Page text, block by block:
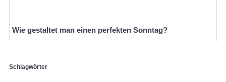
Wie gestaltet man einen perfekten Sonntag?
Schlagwörter